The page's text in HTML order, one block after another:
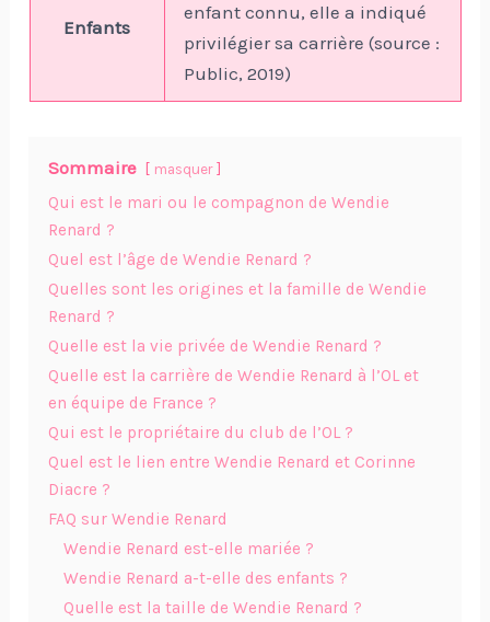
Enfants
enfant connu, elle a indiqué
privilégier sa carrière (source :
Public, 2019)
Sommaire masquer
Qui est le mari ou le compagnon de Wendie
Renard ?
Quel est l’âge de Wendie Renard ?
Quelles sont les origines et la famille de Wendie
Renard ?
Quelle est la vie privée de Wendie Renard ?
Quelle est la carrière de Wendie Renard à l’OL et
en équipe de France ?
Qui est le propriétaire du club de l’OL ?
Quel est le lien entre Wendie Renard et Corinne
Diacre ?
FAQ sur Wendie Renard
Wendie Renard est-elle mariée ?
Wendie Renard a-t-elle des enfants ?
Quelle est la taille de Wendie Renard ?